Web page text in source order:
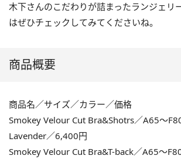
木下さんのこだわりが詰まったランジェリ
はぜひチェックしてみてくださいね。
商品概要
商品名／サイズ／カラー／価格
Smokey Velour Cut Bra&Shotrs／A65～
Lavender／6,400円
Smokey Velour Cut Bra&T-back／A65～